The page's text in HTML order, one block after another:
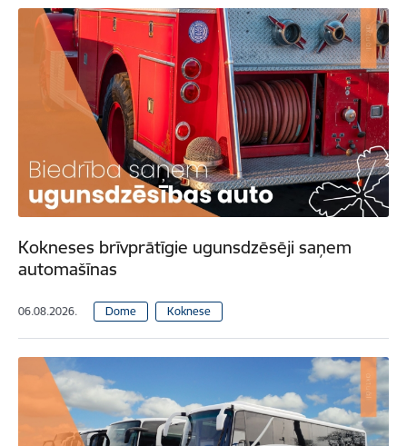
Kokneses brīvprātīgie ugunsdzēsēji saņem
automašīnas
06.08.2026. Dome Koknese